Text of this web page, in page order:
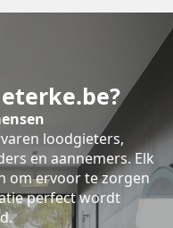
loodgieters,
en aannemers. Elk
om ervoor te zorgen
perfect wordt